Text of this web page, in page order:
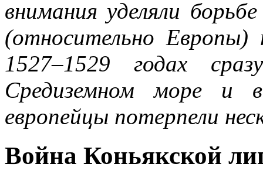
внимания уделяли
(относительно Европы)
1527–1529 годах
Средиземном море и
европейцы потерпели
Война Коньякской